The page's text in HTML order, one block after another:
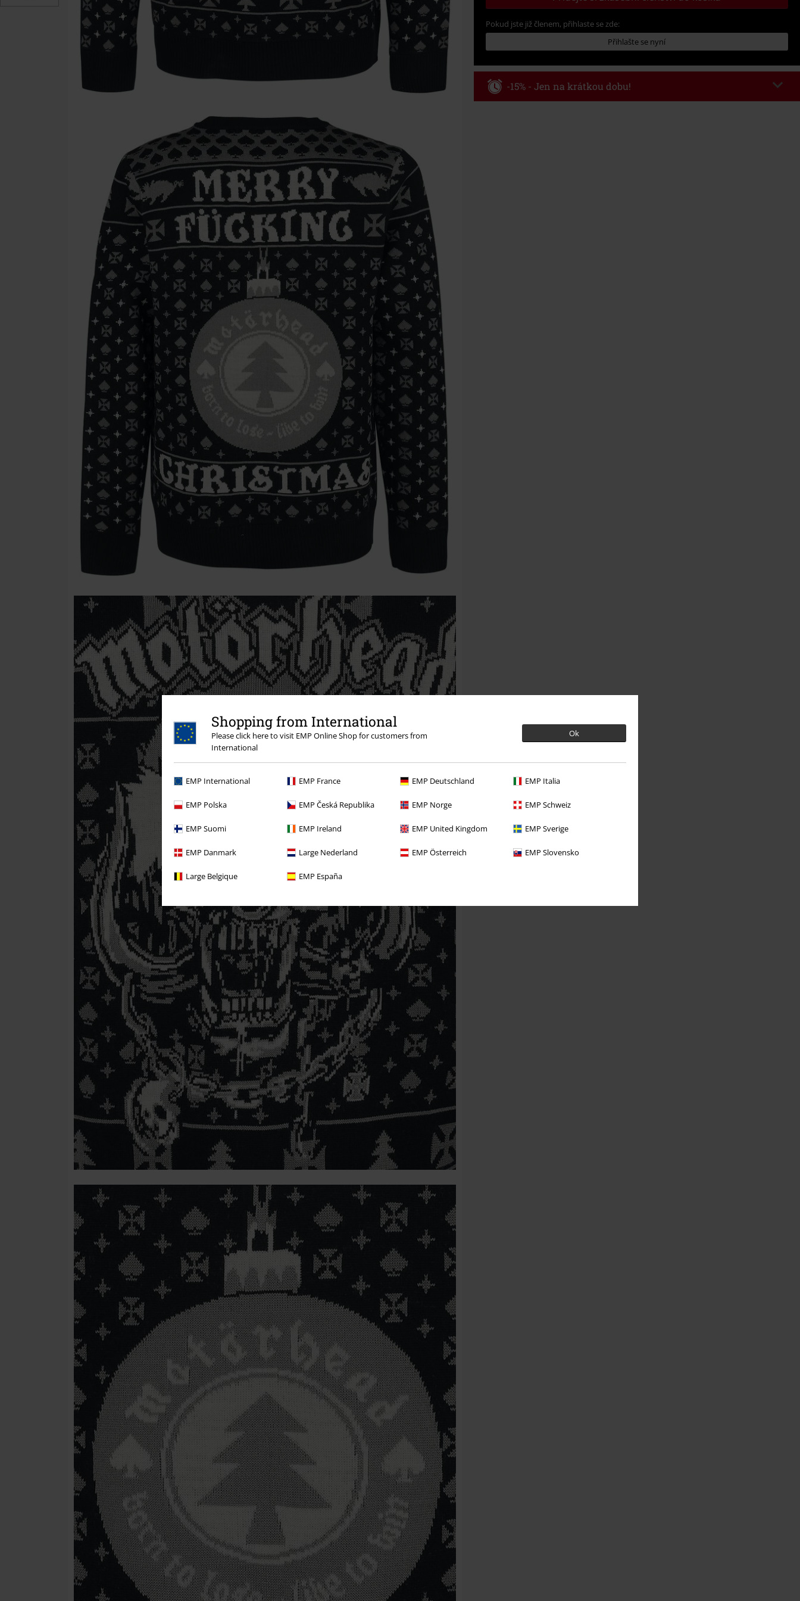
Shopping from International
Please click here to visit EMP Online Shop for customers from
International
Ok
EMP International EMP France EMP Deutschland EMP Italia
EMP Polska EMP Česká Republika EMP Norge EMP Schweiz
EMP Suomi EMP Ireland EMP United Kingdom EMP Sverige
EMP Danmark Large Nederland EMP Österreich EMP Slovensko
Large Belgique EMP España
Pokud jste již členem, přihlaste se zde:
Přihlašte se nyní
-15% - Jen na krátkou dobu!